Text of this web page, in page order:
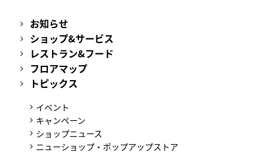
お知らせ
ショップ&サービス
レストラン&フード
フロアマップ
トピックス
イベント
キャンペーン
ショップニュース
ニューショップ・ポップアップストア